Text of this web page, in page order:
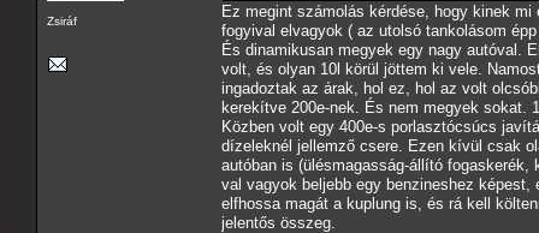
Zsiráf
Ez megint számolás kérdése, hogy kinek
fogyival elvagyok ( az utolsó tankolásom
És dinamikusan megyek egy nagy autóval.
volt, és olyan 10l körül jöttem ki vele.
ingadoztak az árak, hol ez, hol az volt
kerekítve 200e-nek. És nem megyek sokat.
Közben volt egy 400e-s porlasztócsúcs
dízeleknél jellemző csere. Ezen kívül csak
autóban is (ülésmagasság-állító fogaskerék,
val vagyok beljebb egy benzineshez
elfhossa magát a kuplung is, és rá kell
jelentős összeg.